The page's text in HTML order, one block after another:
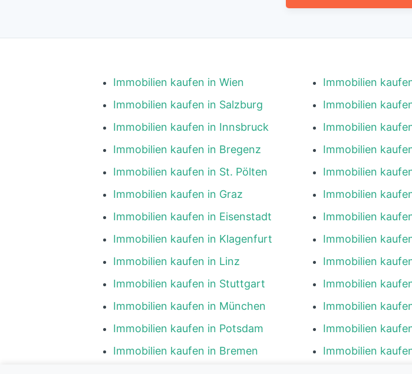
Immobilien kaufen in Wien
Immobilien kaufen in Salzburg
Immobilien kaufen in Innsbruck
Immobilien kaufen in Bregenz
Immobilien kaufen in St. Pölten
Immobilien kaufen in Graz
Immobilien kaufen in Eisenstadt
Immobilien kaufen in Klagenfurt
Immobilien kaufen in Linz
Immobilien kaufen in Stuttgart
Immobilien kaufen in München
Immobilien kaufen in Potsdam
Immobilien kaufen in Bremen
Immobilien
Immobilien
Immobilien
Immobilien
Immobilien
Immobilien
Immobilien
Immobilien
Immobilien
Immobilien
Immobilien
Immobilien
Immobilien